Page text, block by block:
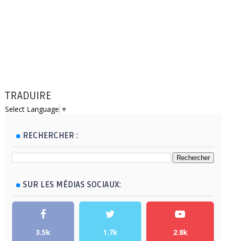
TRADUIRE
Select Language ▼
RECHERCHER :
SUR LES MÉDIAS SOCIAUX:
3.5k 1.7k 2.8k